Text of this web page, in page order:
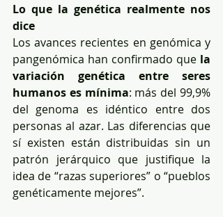
Lo que la genética realmente nos
dice
Los avances recientes en genómica y
pangenómica han confirmado que la
variación genética entre seres
humanos es mínima: más del 99,9%
del genoma es idéntico entre dos
personas al azar. Las diferencias que
sí existen están distribuidas sin un
patrón jerárquico que justifique la
idea de “razas superiores” o “pueblos
genéticamente mejores”.